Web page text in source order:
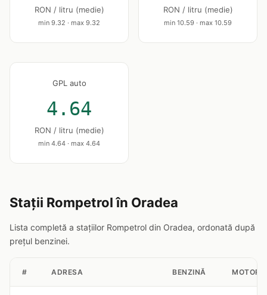
RON / litru (medie)
min 9.32 · max 9.32
RON / litru (medie)
min 10.59 · max 10.59
GPL auto
4.64
RON / litru (medie)
min 4.64 · max 4.64
Stații Rompetrol în Oradea
Lista completă a stațiilor Rompetrol din Oradea, ordonată după
prețul benzinei.
# ADRESA BENZINĂ